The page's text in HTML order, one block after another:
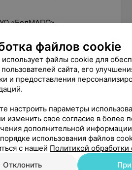
«БелМАПО»
в отделениях
ультразвуковой
в области
и
обеспечение
операций на органах
файлов cookie
файлы cookie для
пользователей сайта, его
и предоставления
настроить параметры
изменить свое согласие в более
дополнительной
использования файлов
с нашей Политикой
Отклонить